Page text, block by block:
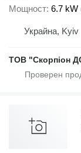
Мощност 6.7 kW
Украйна, Kyiv
ТОВ "Скорпіон